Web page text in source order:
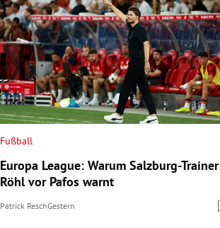
Fußball
Europa League: Warum Salzburg-Trainer
Röhl vor Pafos warnt
Patrick ReschGestern